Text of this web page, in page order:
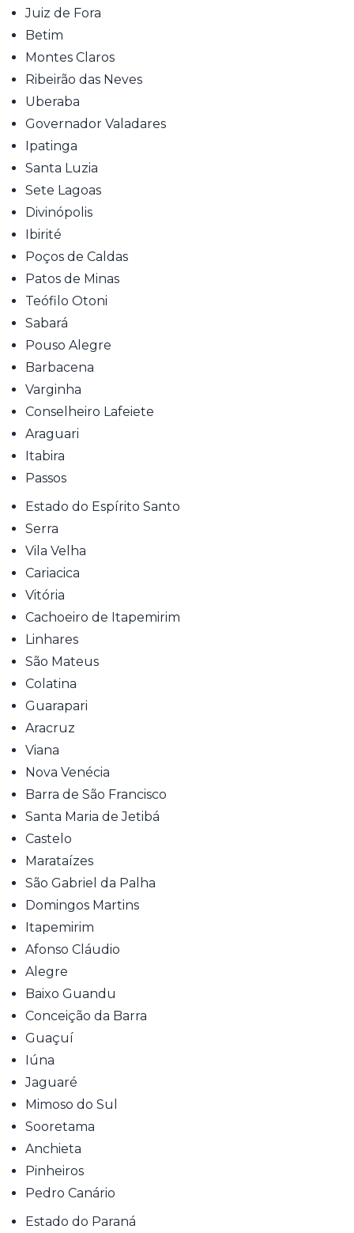
Juiz de Fora
Betim
Montes Claros
Ribeirão das Neves
Uberaba
Governador Valadares
Ipatinga
Santa Luzia
Sete Lagoas
Divinópolis
Ibirité
Poços de Caldas
Patos de Minas
Teófilo Otoni
Sabará
Pouso Alegre
Barbacena
Varginha
Conselheiro Lafeiete
Araguari
Itabira
Passos
Estado do Espírito Santo
Serra
Vila Velha
Cariacica
Vitória
Cachoeiro de Itapemirim
Linhares
São Mateus
Colatina
Guarapari
Aracruz
Viana
Nova Venécia
Barra de São Francisco
Santa Maria de Jetibá
Castelo
Marataízes
São Gabriel da Palha
Domingos Martins
Itapemirim
Afonso Cláudio
Alegre
Baixo Guandu
Conceição da Barra
Guaçuí
Iúna
Jaguaré
Mimoso do Sul
Sooretama
Anchieta
Pinheiros
Pedro Canário
Estado do Paraná